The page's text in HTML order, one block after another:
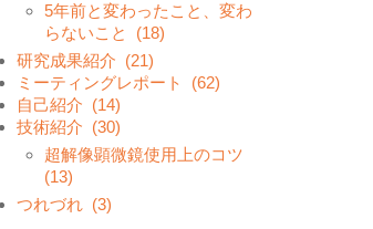
5年前と変わったこと、変わ
らないこと
(18)
研究成果紹介 (21)
ミーティングレポート
(62)
自己紹介 (14)
技術紹介 (30)
超解像顕微鏡使用上のコツ
(13)
つれづれ (3)